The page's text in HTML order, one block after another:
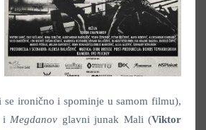
se ironično i spominje u samom filmu),
i Megdanov glavni junak Mali (Viktor